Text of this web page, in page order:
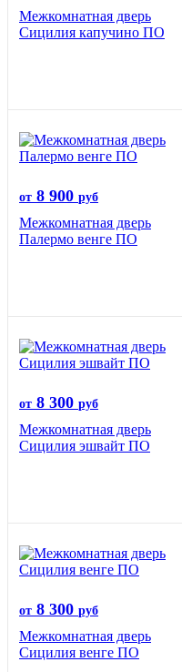
Межкомнатная дверь
Сицилия капучино ПО
от 8 900 руб
Межкомнатная дверь
Палермо венге ПО
от 8 300 руб
Межкомнатная дверь
Сицилия эшвайт ПО
от 8 300 руб
Межкомнатная дверь
Сицилия венге ПО